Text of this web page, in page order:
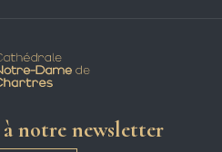
notre newsletter